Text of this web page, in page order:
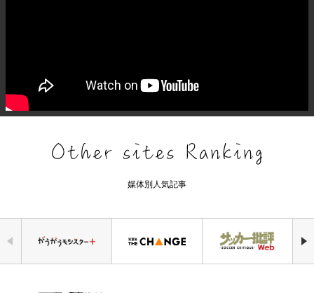
媒体別人気記事